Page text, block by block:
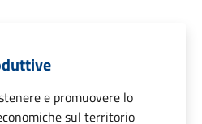
e promuovere lo
sul territorio